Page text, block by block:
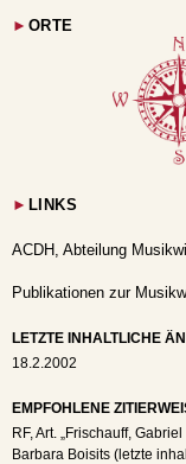
► ORTE
► LINKS
ACDH, Abteilung
Publikationen zur
LETZTE INHALTLICHE
18.2.2002
EMPFOHLENE
RF, Art. „Frischauff,
Barbara Boisits (letzte